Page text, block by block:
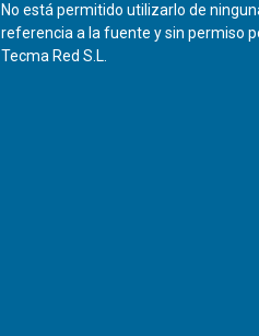
No está permitido utilizarlo de
referencia a la fuente y sin permiso
Tecma Red S.L.